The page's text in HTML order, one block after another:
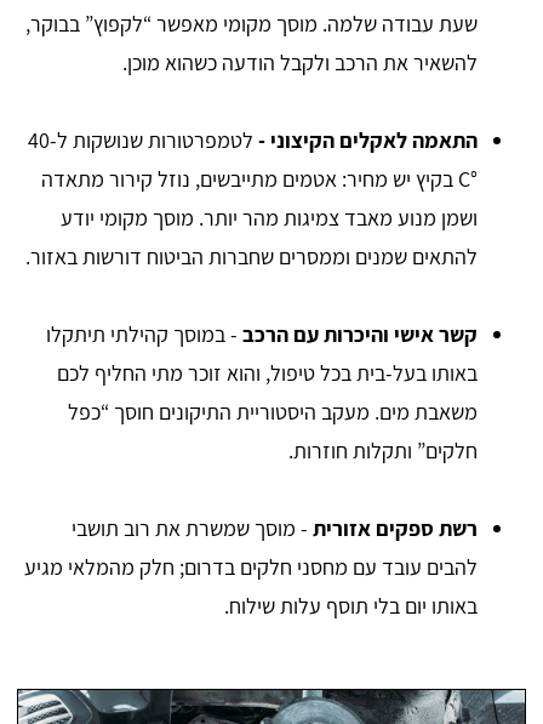
שעת עבודה שלמה. מוסך מקומי מאפשר “לקפוץ” בבוקר,
להשאיר את הרכב ולקבל הודעה כשהוא מוכן.
התאמה לאקלים הקיצוני -
לטמפרטורות שנושקות ל-40
°C בקיץ יש מחיר: אטמים מתייבשים, נוזל קירור מתאדה
ושמן מנוע מאבד צמיגות מהר יותר. מוסך מקומי יודע
להתאים שמנים וממסרים שחברות הביטוח דורשות באזור.
קשר אישי והיכרות עם הרכב - במוסך קהילתי תיתקלו
באותו בעל-בית בכל טיפול, והוא זוכר מתי החליף לכם
משאבת מים. מעקב היסטוריית התיקונים חוסך “כפל
חלקים” ותקלות חוזרות.
רשת ספקים אזורית - מוסך שמשרת את רוב תושבי
להבים עובד עם מחסני חלקים בדרום; חלק מהמלאי מגיע
באותו יום בלי תוסף עלות שילוח.